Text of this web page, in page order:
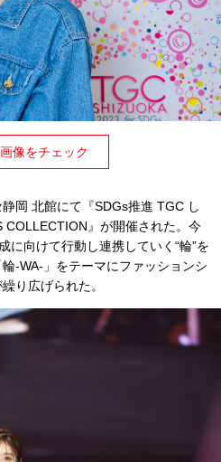
像をチェック
岡 北館にて『SDGs推進 TGC し
』が開催された。今
に向けて行動し連携していく“輪”を
-WA-」をテーマにファッションシ
り広げられた。